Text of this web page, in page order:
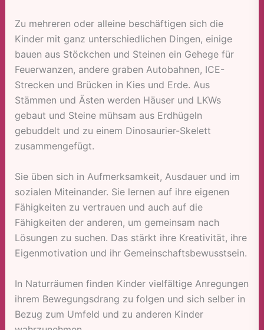
Zu mehreren oder alleine beschäftigen sich die
Kinder mit ganz unterschiedlichen Dingen, einige
bauen aus Stöckchen und Steinen ein Gehege für
Feuerwanzen, andere graben Autobahnen, ICE-
Strecken und Brücken in Kies und Erde. Aus
Stämmen und Ästen werden Häuser und LKWs
gebaut und Steine mühsam aus Erdhügeln
gebuddelt und zu einem Dinosaurier-Skelett
zusammengefügt.
Sie üben sich in Aufmerksamkeit, Ausdauer und im
sozialen Miteinander. Sie lernen auf ihre eigenen
Fähigkeiten zu vertrauen und auch auf die
Fähigkeiten der anderen, um gemeinsam nach
Lösungen zu suchen. Das stärkt ihre Kreativität, ihre
Eigenmotivation und ihr Gemeinschaftsbewusstsein.
In Naturräumen finden Kinder vielfältige Anregungen
ihrem Bewegungsdrang zu folgen und sich selber in
Bezug zum Umfeld und zu anderen Kinder